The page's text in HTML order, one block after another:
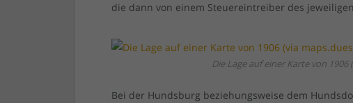
die dann von einem Steuereintreiber des
Die Lage auf einer Karte von
Bei der Hundsburg beziehungsweise dem